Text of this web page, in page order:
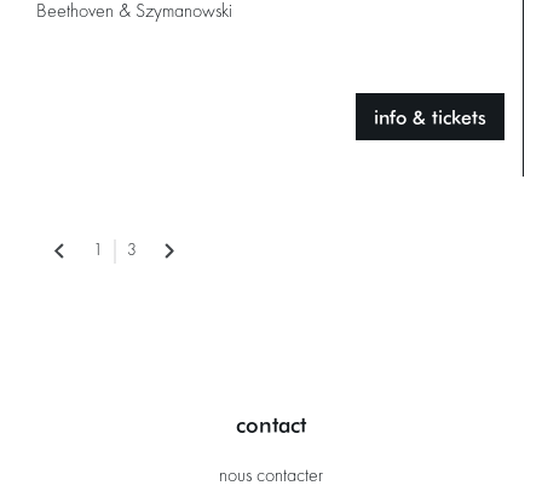
Beethoven & Szymanowski
info & tickets
3
contact
nous contacter